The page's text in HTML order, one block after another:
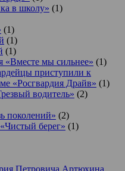
в школу» (1)
(1)
(1)
(1)
«Вместе мы сильнее» (1)
приступили к
«Росгвардия Драйв» (1)
водитель» (2)
поколений» (2)
берег» (1)
Петровича Артюхина